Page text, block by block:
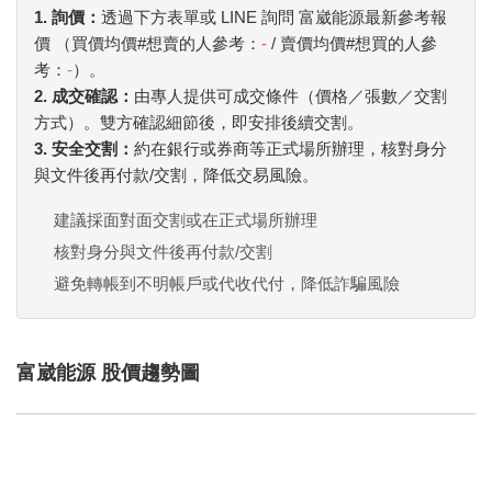
1. 詢價： 透過下方表單或 LINE 詢問 富崴能源最新參考報
價 （買價均價#想賣的人參考： - / 賣價均價#想買的人參
考： -）。
2. 成交確認： 由專人提供可成交條件（價格／張數／交割
方式）。雙方確認細節後，即安排後續交割。
3. 安全交割： 約在銀行或券商等正式場所辦理，核對身分
與文件後再付款/交割，降低交易風險。
建議採面對面交割或在正式場所辦理
核對身分與文件後再付款/交割
避免轉帳到不明帳戶或代收代付，降低詐騙風險
富崴能源 股價趨勢圖